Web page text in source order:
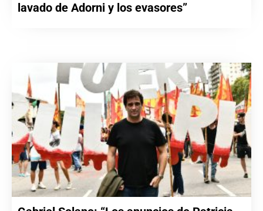
lavado de Adorni y los evasores”